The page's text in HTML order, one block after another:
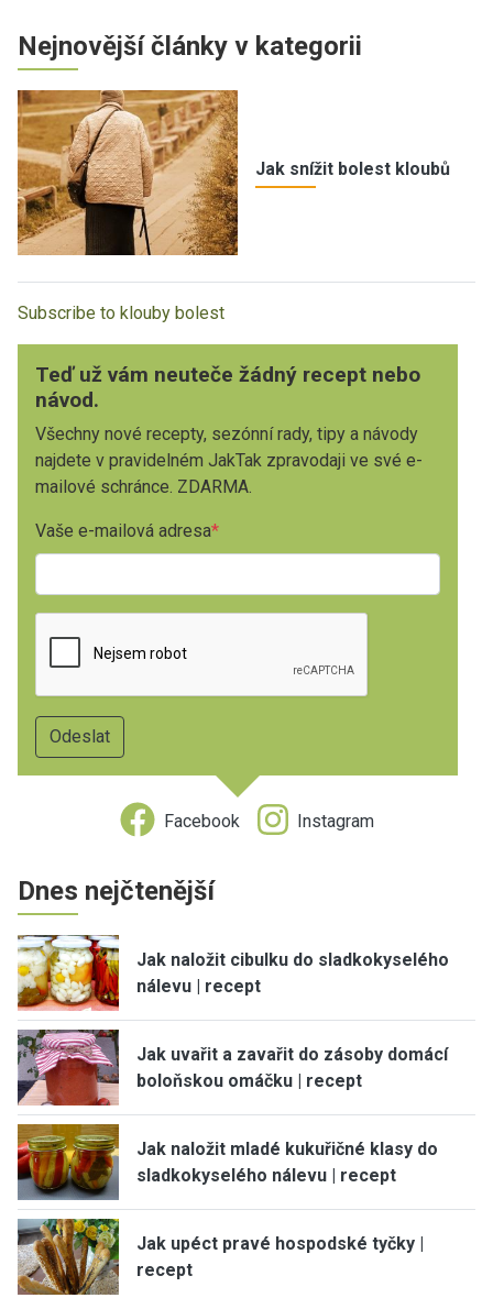
Nejnovější články v kategorii
Jak snížit bolest kloubů
Subscribe to klouby bolest
Teď už vám neuteče žádný recept nebo
návod.
Všechny nové recepty, sezónní rady, tipy a návody
najdete v pravidelném JakTak zpravodaji ve své e-
mailové schránce. ZDARMA.
Vaše e-mailová adresa
Facebook Instagram
Dnes nejčtenější
Jak naložit cibulku do sladkokyselého
nálevu | recept
Jak uvařit a zavařit do zásoby domácí
boloňskou omáčku | recept
Jak naložit mladé kukuřičné klasy do
sladkokyselého nálevu | recept
Jak upéct pravé hospodské tyčky |
recept